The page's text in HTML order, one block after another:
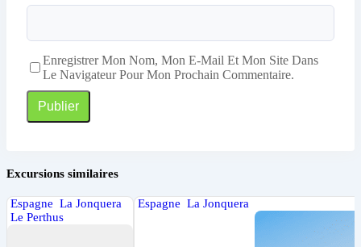
Enregistrer Mon Nom, Mon E-Mail Et Mon Site Dans
Le Navigateur Pour Mon Prochain Commentaire.
Excursions similaires
Espagne La Jonquera
Le Perthus
Espagne La Jonquera